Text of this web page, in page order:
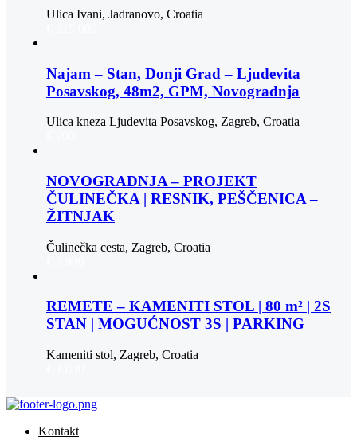
Ulica Ivani, Jadranovo, Croatia
Najam – Stan, Donji Grad – Ljudevita
Posavskog, 48m2, GPM, Novogradnja
Ulica kneza Ljudevita Posavskog, Zagreb, Croatia
NOVOGRADNJA – PROJEKT
ČULINEČKA | RESNIK, PEŠČENICA –
ŽITNJAK
Čulinečka cesta, Zagreb, Croatia
REMETE – KAMENITI STOL | 80 m² | 2S
STAN | MOGUĆNOST 3S | PARKING
Kameniti stol, Zagreb, Croatia
Kontakt